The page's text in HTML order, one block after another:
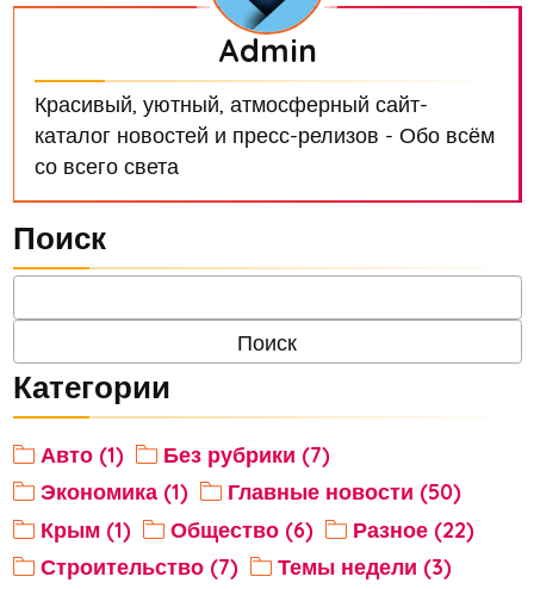
Admin
Красивый, уютный, атмосферный сайт-
каталог новостей и пресс-релизов - Обо всём
со всего света
Поиск
Категории
Авто (1)
Без рубрики (7)
Экономика (1)
Главные новости (50)
Крым (1)
Общество (6)
Разное (22)
Строительство (7)
Темы недели (3)